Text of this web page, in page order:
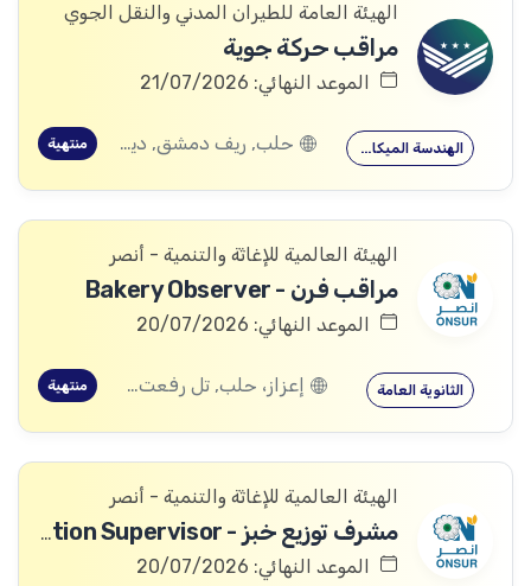
الهيئة العامة للطيران المدني والنقل الجوي
مراقب حركة جوية
الموعد النهائي: 21/07/2026
الهندسة الميكانيكية حلب, ريف دمشق, ديرالزور, اللاذقية, الحسكة منتهية
الهيئة العالمية للإغاثة والتنمية - أنصر
مراقب فرن - Bakery Observer
الموعد النهائي: 20/07/2026
الثانوية العامة إعزاز، حلب, تل رفعت، إعزاز، حلب, كفرنبل، إدلب, إدلب, معرة النعمان، إدلب, كفر زيتا، حماة منتهية
الهيئة العالمية للإغاثة والتنمية - أنصر
مشرف توزيع خبز - Bread Distribution Supervisor
الموعد النهائي: 20/07/2026